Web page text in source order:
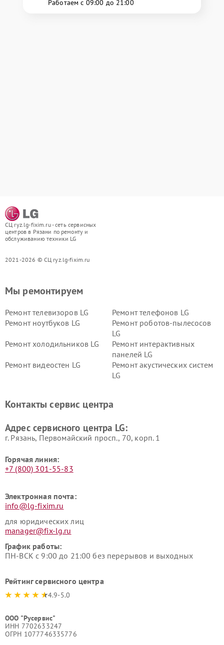
Работаем с 09:00 до 21:00
СЦ ryz.lg-fixim.ru - сеть сервисных
центров в Рязани по ремонту и
обслуживанию техники LG
2021-2026 © СЦ ryz.lg-fixim.ru
Мы ремонтируем
Ремонт телевизоров LG
Ремонт телефонов LG
Ремонт ноутбуков LG
Ремонт роботов-пылесосов
LG
Ремонт холодильников LG
Ремонт интерактивных
панелей LG
Ремонт видеостен LG
Ремонт акустических систем
LG
Ремонт морозильных камер
Ремонт вертикальных
Контакты сервис центра
Адрес сервисного центра LG:
г. Рязань, Первомайский просп., 70, корп. 1
Горячая линия:
+7 (800) 301-55-83
Электронная почта:
info@lg-fixim.ru
для юридических лиц
manager@fix-lg.ru
График работы:
ПН-ВСК с 9:00 до 21:00 без перерывов и выходных
Рейтинг сервисного центра
4.9-5.0
ООО "Русервис"
ИНН 7702633247
ОГРН 1077746335776